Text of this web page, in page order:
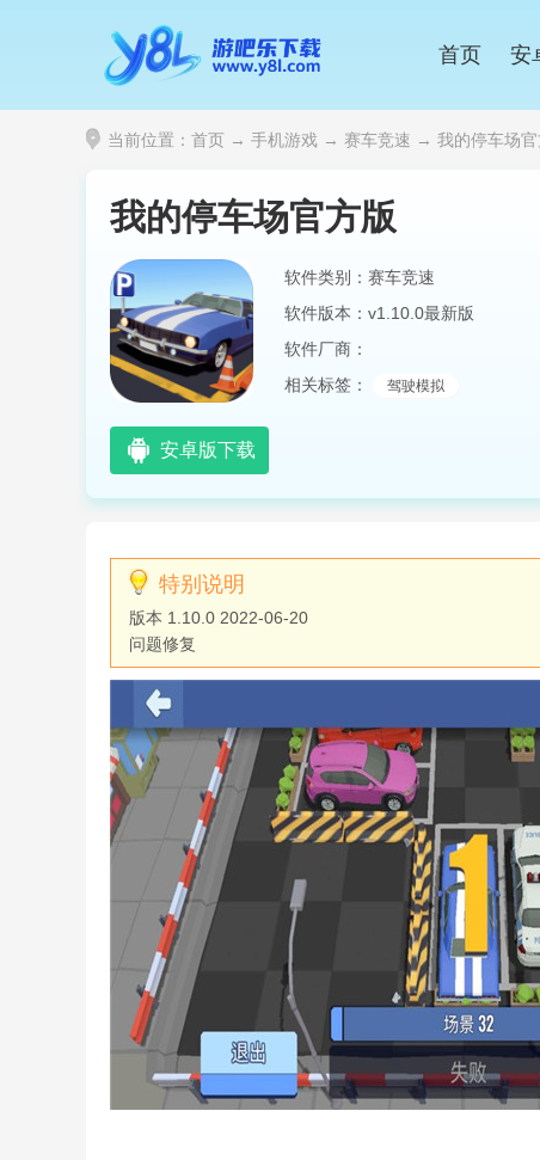
首页 安
当前位置： 首页 → 手机游戏 → 赛车竞速 → 我的停车场
我的停车场官方版
软件类别：赛车竞速
软件版本：v1.10.0最新版
软件厂商：
相关标签：
驾驶模拟
安卓版下载
版本 1.10.0 2022-06-20
问题修复
特别说明